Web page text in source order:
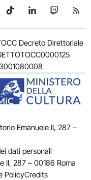
su Telegram
Seguici su TikTok
Seguici su
Seguici
Decreto Direttoriale
Emanuele II, 287 –
dati personali
II, 287 – 00186 Roma
PolicyCredits